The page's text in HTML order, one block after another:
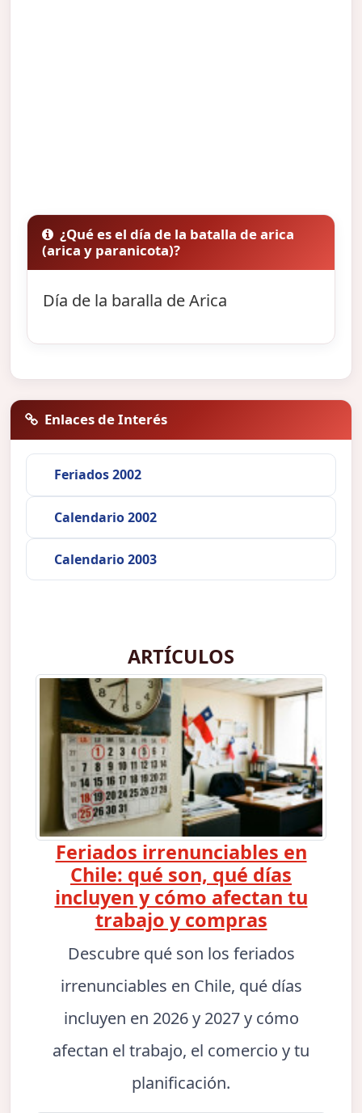
¿Qué es el día de la batalla de arica
(arica y paranicota)?
Día de la baralla de Arica
Enlaces de Interés
Feriados 2002
Calendario 2002
Calendario 2003
ARTÍCULOS
Feriados irrenunciables en
Chile: qué son, qué días
incluyen y cómo afectan tu
trabajo y compras
Descubre qué son los feriados
irrenunciables en Chile, qué días
incluyen en 2026 y 2027 y cómo
afectan el trabajo, el comercio y tu
planificación.